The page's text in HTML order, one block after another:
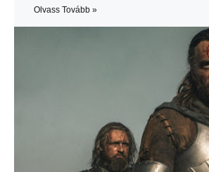
Olvass Tovább »